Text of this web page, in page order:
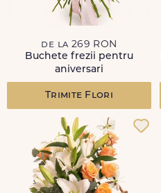
de la 269 RON
Buchete frezii pentru
aniversari
Trimite Flori